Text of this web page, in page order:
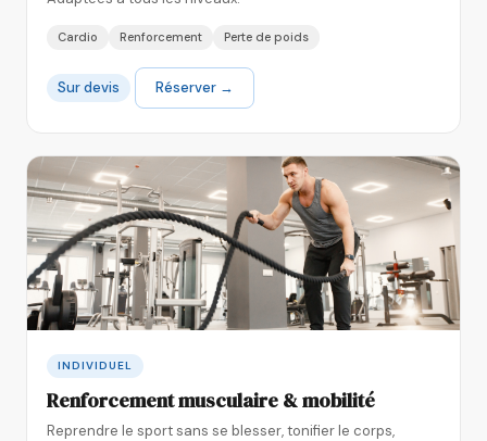
Cardio Renforcement Perte de poids
Sur devis Réserver →
INDIVIDUEL
Renforcement musculaire & mobilité
Reprendre le sport sans se blesser, tonifier le corps,